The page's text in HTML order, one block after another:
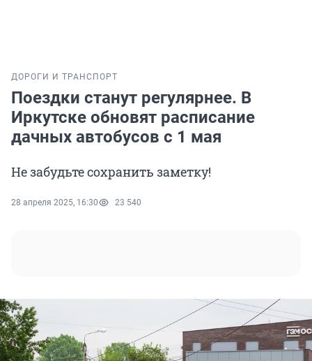
ДОРОГИ И ТРАНСПОРТ
Поездки станут регулярнее. В
Иркутске обновят расписание
дачных автобусов с 1 мая
Не забудьте сохранить заметку!
28 апреля 2025, 16:30 23 540